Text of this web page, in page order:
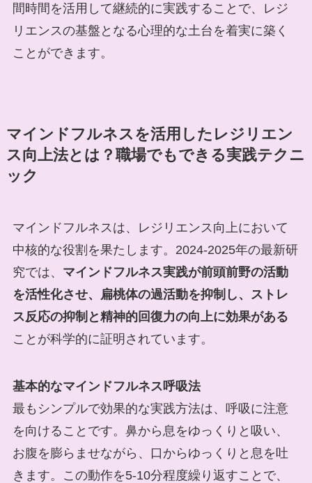
間時間を活用して継続的に実践することで、レジ
リエンスの基盤となる心理的な土台を着実に築く
ことができます。
マインドフルネスを活用したレジリエン
ス向上法とは？職場でもできる実践テクニ
ック
マインドフルネスは、レジリエンス向上において
中核的な役割を果たします。2024-2025年の最新研
究では、 マインドフルネス実践が前頭前野の活動
を活性化させ、扁桃体の過活動を抑制し、ストレ
ス反応の抑制と精神的回復力の向上に効果がある
ことが科学的に証明されています。
基本的なマインドフルネス呼吸法
最もシンプルで効果的な実践方法は、呼吸に注意
を向けることです。鼻から息をゆっくりと吸い、
お腹を膨らませながら、口からゆっくりと息を吐
きます。この動作を5-10分程度繰り返すことで、